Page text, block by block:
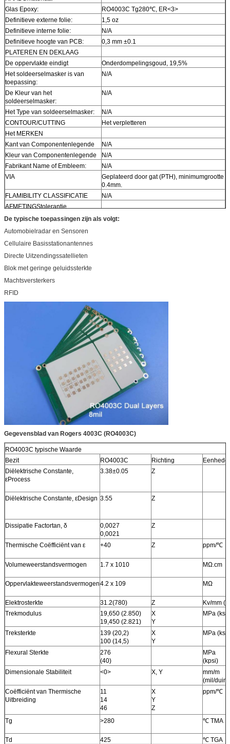
Glas Epoxy:
RO4003C Tg280℃, ER<3>
Definitieve externe folie:
1,5 oz
Definitieve interne folie:
N/A
Definitieve hoogte van PCB:
0,3 mm ±0.1
PLATEREN EN DEKLAAG
De oppervlakte eindigt
Onderdompelingsgoud, 19,5%
Het soldeerselmasker is van
toepassing:
N/A
De Kleur van het
soldeerselmasker:
N/A
Het Type van soldeerselmasker:
N/A
CONTOUR/CUTTING
Het verpletteren
Het MERKEN
Kant van Componentenlegende
N/A
Kleur van Componentenlegende
N/A
Fabrikant Name of Embleem:
N/A
VIA
Geplateerd door gat (PTH), minimumgrootte
0.4mm.
FLAMIBILITY CLASSIFICATIE
N/A
AFMETINGStolerantie
Overzichtsdimensie:
0,0059“
Raadsplateren:
TYPE VAN TE LEVEREN
KUNSTWERK
DE DIENSTgebied
De typische toepassingen zijn als volgt:
Automobielradar en Sensoren
Cellulaire Basisstationantennes
Directe Uitzendingssatellieten
Blok met geringe geluidssterkte
Machtsversterkers
RFID
Gegevensblad van Rogers 4003C (RO4003C)
RO4003C typische Waarde
Bezit
RO4003C Richting
Diëlektrische Constante,
εProcess
3.38±0.05 Z
Diëlektrische Constante, εDesign 3.55 Z
Dissipatie Factortan, δ
0,0027
0,0021
Z
Thermische Coëfficiënt van ε +40 Z ppm/℃
Volumeweerstandsvermogen 1.7 x 1010 MΩ.cm
Oppervlakteweerstandsvermogen4.2 x 109 MΩ
Elektrosterkte 31.2(780) Z
Kv/mm
Trekmodulus
19,650 (2.850)
19,450 (2.821)
X
Y
MPa (ksi)
Treksterkte
139 (20,2)
100 (14,5)
X
Y
MPa (ksi)
Flexural Sterkte
276
(40)
MPa
(kpsi)
Dimensionale Stabiliteit
<0> X, Y
mm/m
(mil/duim)
Coëfficiënt van Thermische
Uitbreiding
11
14
46
X
Y
Z
ppm/℃
Tg >280 ℃ TMA
Td 425 ℃ TGA